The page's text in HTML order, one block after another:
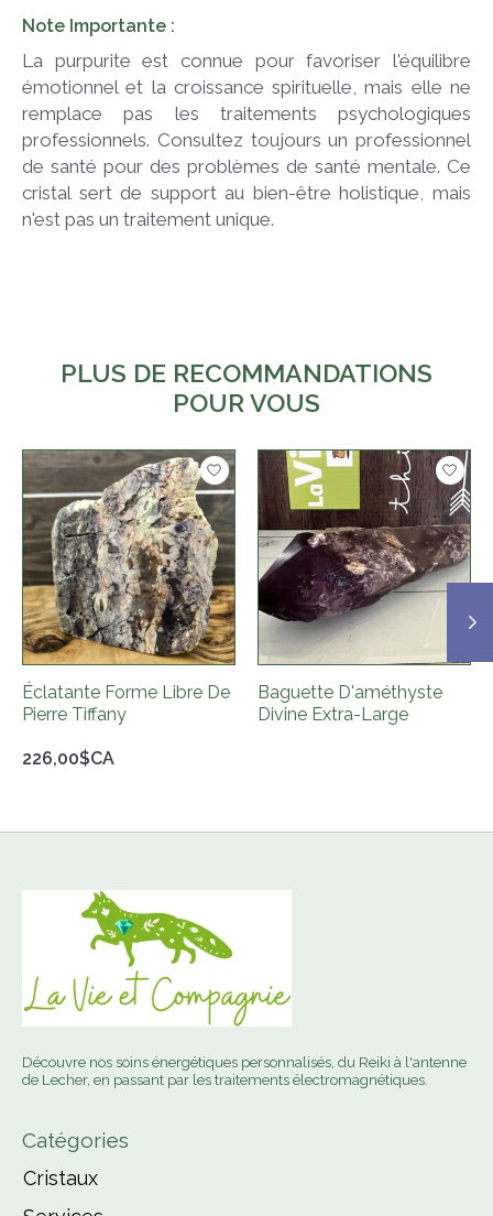
Note Importante :
La purpurite est connue pour favoriser l'équilibre
émotionnel et la croissance spirituelle, mais elle ne
remplace pas les traitements psychologiques
professionnels. Consultez toujours un professionnel
de santé pour des problèmes de santé mentale. Ce
cristal sert de support au bien-être holistique, mais
n'est pas un traitement unique.
PLUS DE RECOMMANDATIONS
POUR VOUS
Articles du carrousel de produits
226,00$CA
Éclatante Forme Libre De
Pierre Tiffany
Baguette D'améthyste
Divine Extra-Large
Découvre nos soins énergétiques personnalisés, du Reiki à l'antenne
de Lecher, en passant par les traitements électromagnétiques.
Catégories
Cristaux